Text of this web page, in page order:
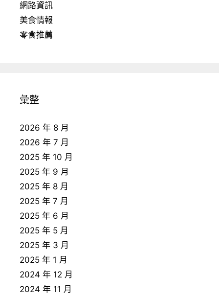
網路資訊
美食情報
零食推薦
彙整
2026 年 8 月
2026 年 7 月
2025 年 10 月
2025 年 9 月
2025 年 8 月
2025 年 7 月
2025 年 6 月
2025 年 5 月
2025 年 3 月
2025 年 1 月
2024 年 12 月
2024 年 11 月